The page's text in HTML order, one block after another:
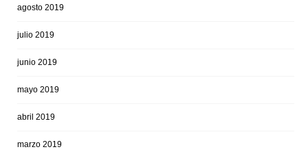
agosto 2019
julio 2019
junio 2019
mayo 2019
abril 2019
marzo 2019